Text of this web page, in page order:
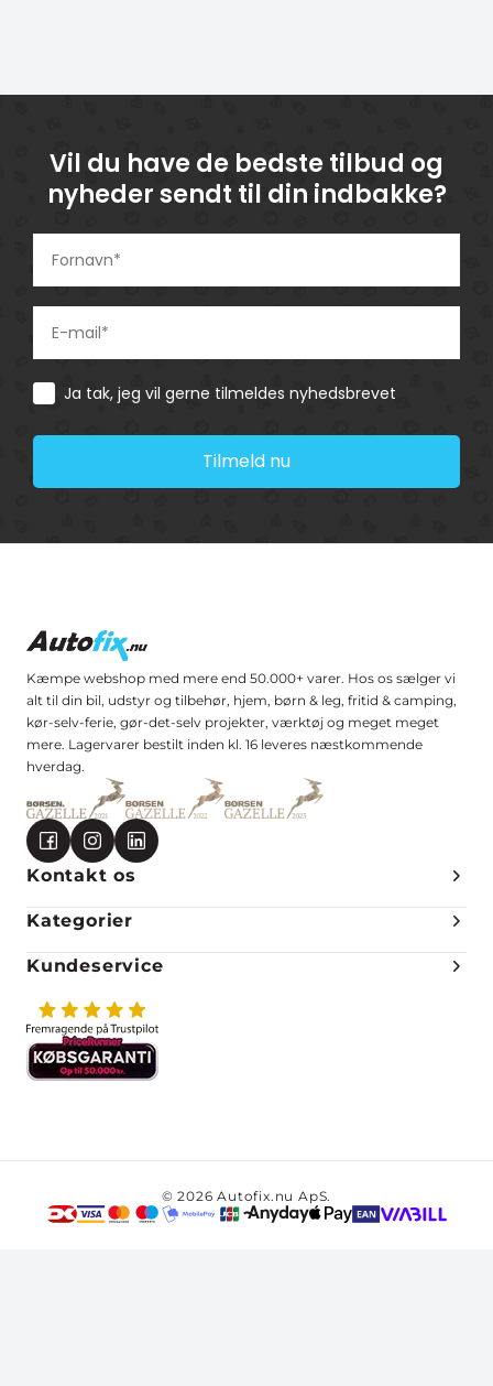
Vil du have de bedste tilbud og
nyheder sendt til din indbakke?
Consent
Ja tak, jeg vil gerne tilmeldes nyhedsbrevet
Tilmeld nu
Kæmpe webshop med mere end 50.000+ varer. Hos os sælger vi
alt til din bil, udstyr og tilbehør, hjem, børn & leg, fritid & camping,
kør-selv-ferie, gør-det-selv projekter, værktøj og meget meget
mere. Lagervarer bestilt inden kl. 16 leveres næstkommende
hverdag.
Kontakt os
Kategorier
Kundeservice
© 2026 Autofix.nu ApS.